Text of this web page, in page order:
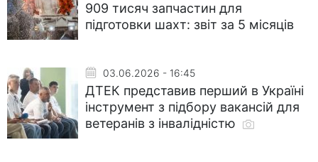
909 тисяч запчастин для
підготовки шахт: звіт за 5 місяців
03.06.2026 - 16:45
ДТЕК представив перший в Україні
інструмент з підбору вакансій для
ветеранів з інвалідністю